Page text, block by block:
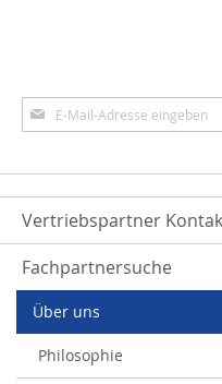
Anmeldung
zum
Vertriebspartner
Fachpartnersuche
Über uns
Philosophie